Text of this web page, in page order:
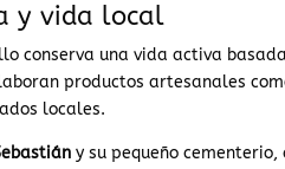
y vida local
conserva una vida activa
productos artesanales
locales.
y su pequeño